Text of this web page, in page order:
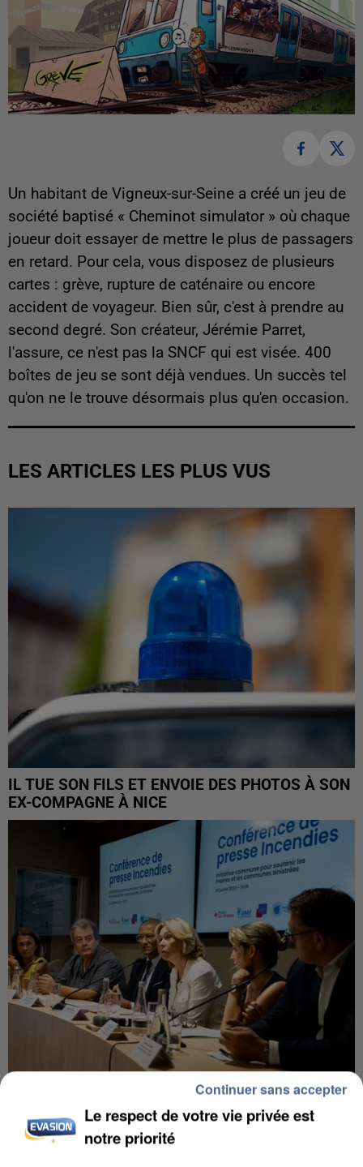
Un habitant de Vigneux-sur-Seine a créé un jeu de
société baptisé « Cheminot simulator » où chaque
joueur doit essayer de mettre le plus de passagers
en retard. Pour cela, vous disposez de plusieurs
cartes : grève, rupture de caténaire ou encore
accident de voyageur. Bien sûr, c'est à prendre au
second degré. Son créateur, Jérémie Parret,
l'assure, ce n'est pas la SNCF qui est visée. 400
boîtes de jeu se sont déjà vendues. Un succès tel
qu'on ne le trouve désormais plus qu'en occasion.
LES ARTICLES LES PLUS VUS
IL TUE SON FILS ET ENVOIE DES PHOTOS À SON
EX-COMPAGNE À NICE
INCENDIES : L’ÎLE-DE-FRANCE LANCE UN ÉLAN
DE SOLIDARITÉ AVEC LES...
Le respect de votre vie privée est
notre priorité
Continuer sans accepter